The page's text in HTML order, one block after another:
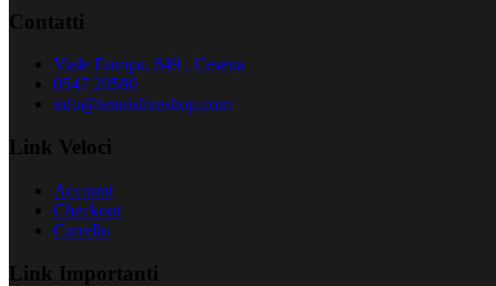
Contatti
Viale Europa, 649 , Cesena
0547 20580
info@tennisliveshop.com
Link Veloci
Account
Checkout
Carrello
Link Importanti